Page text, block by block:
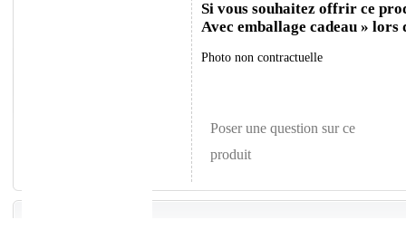
Si vous souhaitez offrir ce
Avec emballage cadeau » lors
Photo non contractuelle
Poser une question sur ce
produit